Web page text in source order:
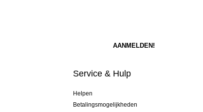
Service & Hulp
Helpen
Betalingsmogelijkheden